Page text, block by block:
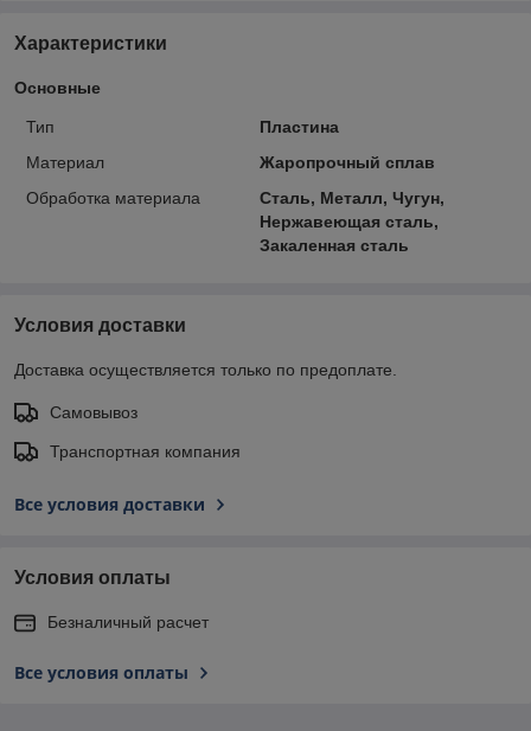
Характеристики
Основные
Тип
Пластина
Материал
Жаропрочный сплав
Обработка материала
Сталь, Металл, Чугун,
Нержавеющая сталь,
Закаленная сталь
Условия доставки
Доставка осуществляется только по предоплате.
Самовывоз
Транспортная компания
Все условия доставки
Условия оплаты
Безналичный расчет
Все условия оплаты